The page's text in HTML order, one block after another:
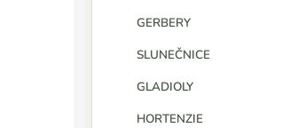
GERBERY
SLUNEČNICE
GLADIOLY
HORTENZIE